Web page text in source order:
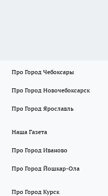
Про Город Чебоксары
Про Город Новочебоксарск
Про Город Ярославль
Наша Газета
Про Город Иваново
Про Город Йошкар-Ола
Про Город Курск